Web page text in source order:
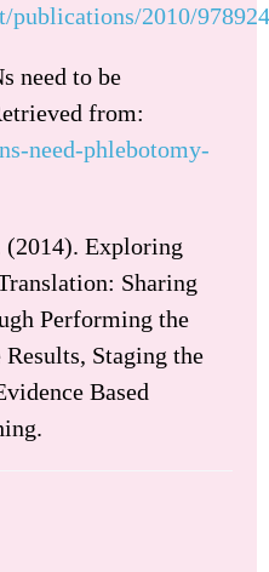
2010/
need to be
from:
need-phlebotomy-
(2014). Exploring
Sharing
Performing the
Results, Staging the
Based